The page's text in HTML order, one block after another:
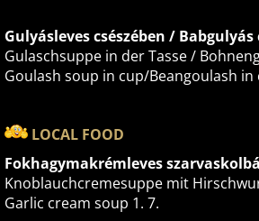
Gulyásleves csészében / Babgulyás
Gulaschsuppe in der Tasse /
Goulash soup in cup/Beangoulash in
LOCAL FOOD
Fokhagymakrémleves
Knoblauchcremesuppe mit
Garlic cream soup 1. 7.